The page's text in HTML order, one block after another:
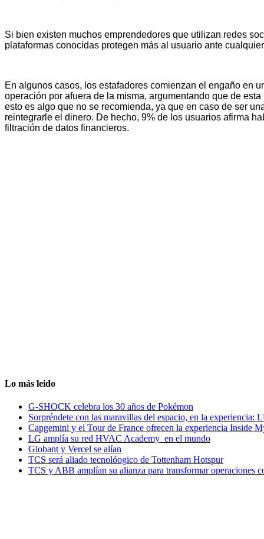
Si bien existen muchos emprendedores que utilizan redes
plataformas conocidas protegen más al usuario ante
En algunos casos, los estafadores comienzan el engaño en
operación por afuera de la misma, argumentando que de
esto es algo que no se recomienda, ya que en caso de ser
reintegrarle el dinero. De hecho, 9% de los usuarios afirma
filtración de datos financieros.
Lo más leido
G-SHOCK celebra los 30 años de Pokémon
Sorpréndete con las maravillas del espacio, en la experiencia:
Capgemini y el Tour de France ofrecen la experiencia Inside
LG amplía su red HVAC Academy en el mundo
Globant y Vercel se alían
TCS será aliado tecnolóogico de Tottenham Hotspur
TCS y ABB amplían su alianza para transformar operaciones